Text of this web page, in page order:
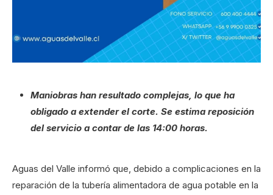
Maniobras han resultado complejas, lo que ha
obligado a extender el corte. Se estima reposición
del servicio a contar de las 14:00 horas.
Aguas del Valle informó que, debido a complicaciones en la
reparación de la tubería alimentadora de agua potable en la